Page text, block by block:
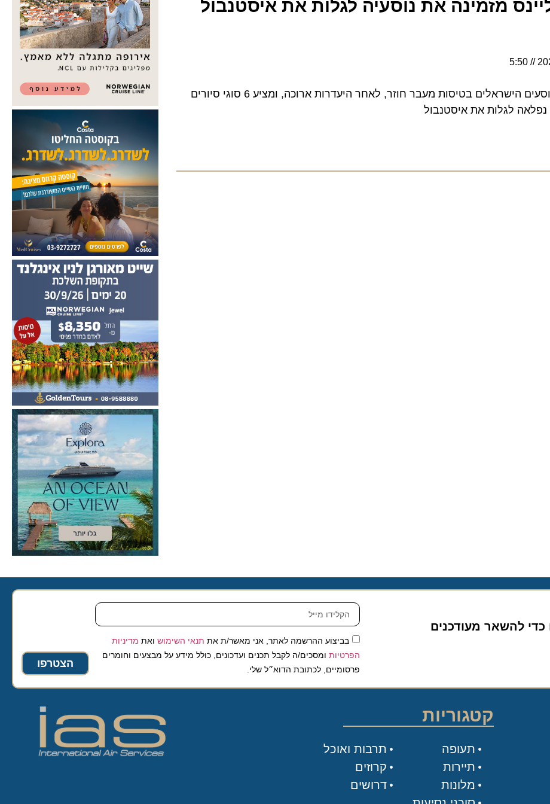
מזמינה את נוסעיה לגלות את איסטנבול
5:50
שירות Touristanbul לנוסעים הישראלים בטיסות מעבר חוזר, לאחר היעדרות ארוכה, ומציע 6 סוגי סיורים
לגלות את איסטנבול
להשאר מעודכנים
בביצוע ההרשמה לאתר, אני מאשר/ת אתתנאי השימושואת מדיניות
הפרטיותומסכים/ה לקבל תכנים ועדכונים, כולל מידע על מבצעים וחומרים
פרסומיים, לכתובת הדוא״ל שלי.
הצטרפו
קטגוריות
תעופה
תיירות
מלונות
תרבות ואוכל
קרוזים
דרושים